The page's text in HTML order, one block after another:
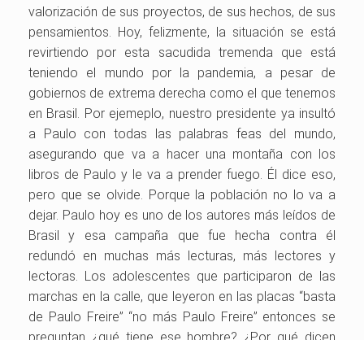
valorización de sus proyectos, de sus hechos, de sus
pensamientos. Hoy, felizmente, la situación se está
revirtiendo por esta sacudida tremenda que está
teniendo el mundo por la pandemia, a pesar de
gobiernos de extrema derecha como el que tenemos
en Brasil. Por ejemeplo, nuestro presidente ya insultó
a Paulo con todas las palabras feas del mundo,
asegurando que va a hacer una montaña con los
libros de Paulo y le va a prender fuego. Él dice eso,
pero que se olvide. Porque la población no lo va a
dejar. Paulo hoy es uno de los autores más leídos de
Brasil y esa campaña que fue hecha contra él
redundó en muchas más lecturas, más lectores y
lectoras. Los adolescentes que participaron de las
marchas en la calle, que leyeron en las placas “basta
de Paulo Freire” “no más Paulo Freire” entonces se